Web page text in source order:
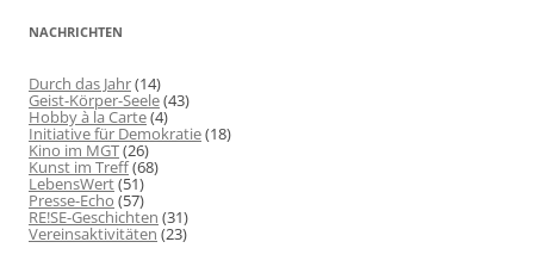
NACHRICHTEN
Durch das Jahr(14)
Geist-Körper-Seele(43)
Hobby à la Carte(4)
Initiative für Demokratie(18)
Kino im MGT(26)
Kunst im Treff(68)
LebensWert(51)
Presse-Echo (57)
RE!SE-Geschichten (31)
Vereinsaktivitäten (23)